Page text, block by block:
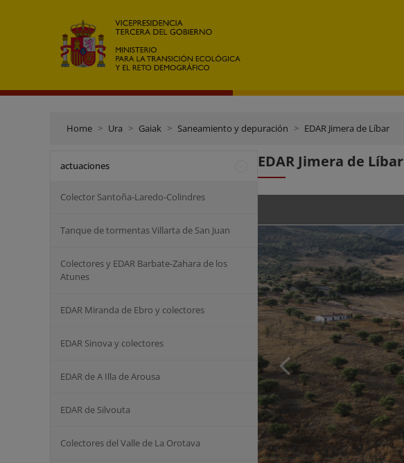
Home Ura Gaiak Saneamiento y depuración EDAR Jimera de Líbar
actuaciones
Colector Santoña-Laredo-Colindres
Tanque de tormentas Villarta de San Juan
Colectores y EDAR Barbate-Zahara de los
Atunes
EDAR Miranda de Ebro y colectores
EDAR Sinova y colectores
EDAR de A Illa de Arousa
EDAR de Silvouta
Colectores del Valle de La Orotava
EDAR Jimera de Líbar